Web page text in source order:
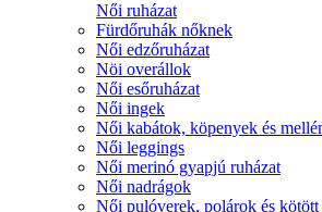
Női ruházat
Fürdőruhák nőknek
Női edzőruházat
Nöi overállok
Női esőruházat
Női ingek
Női kabátok, köpenyek és
Női leggings
Női merinó gyapjú ruházat
Női nadrágok
Női pulóverek, polárok és